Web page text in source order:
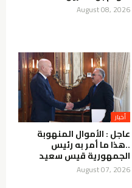
August 08, 2026
أخبار
عاجل : الأموال المنهوبة
..هذا ما أمر به رئيس
الجمهورية قيس سعيد
August 07, 2026